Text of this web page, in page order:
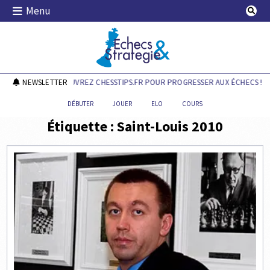
Skip
Menu
Echecs & Stratégie
NEWSLETTER
DÉCOUVREZ CHESSTIPS.FR POUR PROGRESSER AUX ÉCHECS !
DÉBUTER JOUER ELO COURS
Étiquette :Saint-Louis 2010